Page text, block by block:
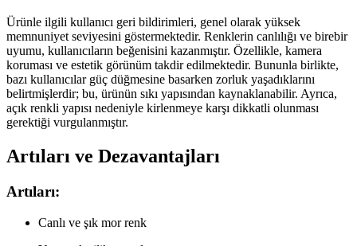
Ürünle ilgili kullanıcı geri bildirimleri, genel olarak yüksek
memnuniyet seviyesini göstermektedir. Renklerin canlılığı ve birebir
uyumu, kullanıcıların beğenisini kazanmıştır. Özellikle, kamera
koruması ve estetik görünüm takdir edilmektedir. Bununla birlikte,
bazı kullanıcılar güç düğmesine basarken zorluk yaşadıklarını
belirtmişlerdir; bu, ürünün sıkı yapısından kaynaklanabilir. Ayrıca,
açık renkli yapısı nedeniyle kirlenmeye karşı dikkatli olunması
gerektiği vurgulanmıştır.
Artıları ve Dezavantajları
Artıları:
Canlı ve şık mor renk